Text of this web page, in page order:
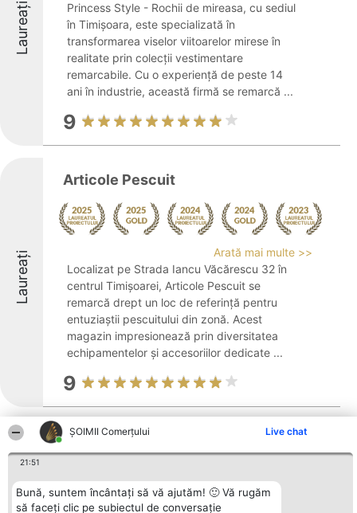
ȘOIMII Comerțului Live chat
21:51
Bună, suntem încântați să vă ajutăm! 🙂 Vă rugăm
să faceți clic pe subiectul de conversație
Laureați
Princess Style - Rochii de mireasa, cu sediul
în Timișoara, este specializată în
transformarea viselor viitoarelor mirese în
realitate prin colecții vestimentare
remarcabile. Cu o experiență de peste 14
ani în industrie, această firmă se remarcă ...
9
Laureați
Articole Pescuit
Arată mai multe >>
Localizat pe Strada Iancu Văcărescu 32 în
centrul Timișoarei, Articole Pescuit se
remarcă drept un loc de referință pentru
entuziaștii pescuitului din zonă. Acest
magazin impresionează prin diversitatea
echipamentelor și accesoriilor dedicate ...
9
TOPRO
TOPRO este recunoscută ca un jucător